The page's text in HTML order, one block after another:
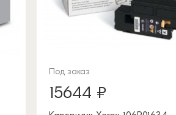
Под заказ
15644 ₽